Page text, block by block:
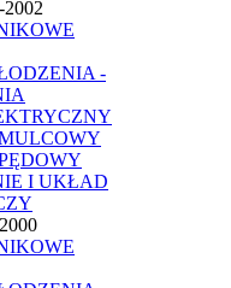
-
I UKŁAD